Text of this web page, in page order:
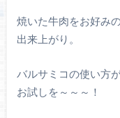
焼いた牛肉をお好み
出来上がり。
バルサミコの使い方
お試しを～～～！